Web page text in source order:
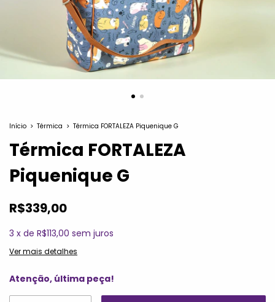
Início > Térmica > Térmica FORTALEZA Piquenique G
Térmica FORTALEZA
Piquenique G
R$339,00
3 x de R$113,00 sem juros
Ver mais detalhes
Atenção, última peça!